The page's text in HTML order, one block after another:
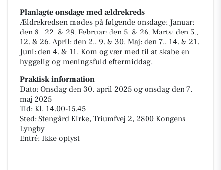
Planlagte onsdage med ældrekreds
Ældrekredsen mødes på følgende onsdage: Januar:
den 8., 22. & 29. Februar: den 5. & 26. Marts: den 5.,
12. & 26. April: den 2., 9. & 30. Maj: den 7., 14. & 21.
Juni: den 4. & 11. Kom og vær med til at skabe en
hyggelig og meningsfuld eftermiddag.
Praktisk information
Dato: Onsdag den 30. april 2025 og onsdag den 7.
maj 2025
Tid: Kl. 14.00-15.45
Sted: Stengård Kirke, Triumfvej 2, 2800 Kongens
Lyngby
Entré: Ikke oplyst